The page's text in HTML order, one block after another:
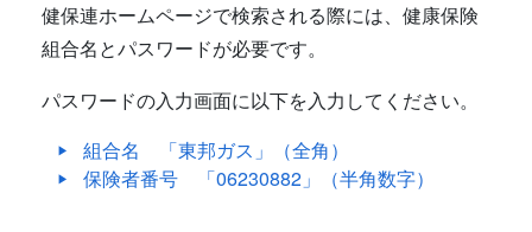
健保連ホームページで検索される際には、健康保険
組合名とパスワードが必要です。
パスワードの入力画面に以下を入力してください。
組合名 「東邦ガス」（全角）
保険者番号 「06230882」（半角数字）